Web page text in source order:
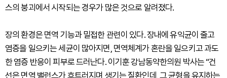
스의 붕괴에서 시작되는 경우가 많은 것으로 알려졌다.
장의 환경은 면역 기능과 밀접한 관련이 있다. 장내에 유익균이 줄고
염증을 일으키는 세균이 많아지면, 면역체계가 혼란을 일으키고 과도
한 염증 반응이 피부로 드러난다. 이기훈 강남동약한의원 박사는 “건
선은 면역 밸런스가 흐트러지며 생기는 질환인데, 그 균형을 유지하는